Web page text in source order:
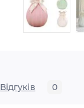
Відгуків 0